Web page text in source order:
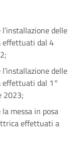
delle
dal 4
delle
dal 1°
2023;
messa in posa
effettuati a